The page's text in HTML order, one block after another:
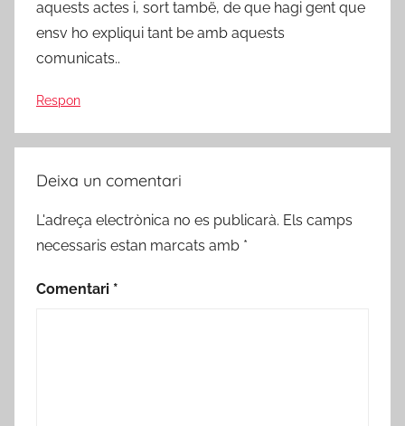
aquests actes i, sort tambë, de que hagi gent que
ensv ho expliqui tant be amb aquests
comunicats..
Respon
Deixa un comentari
L'adreça electrònica no es publicarà. Els camps
necessaris estan marcats amb *
Comentari *